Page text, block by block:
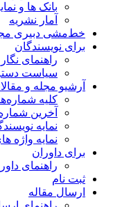
بانک ها و
آمار نشریه
خط‌مشی دبیری
برای نویسندگان
راهنمای
سیاست
آرشیو مجله و
کلیه
آخرین شماره
نمایه
نمایه واژه
برای داوران
راهنمای داوران
ثبت نام
ارسال مقاله